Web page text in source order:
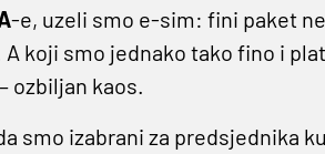
-e, uzeli smo e-sim: fini paket
A koji smo jednako tako fino i
ozbiljan kaos.
smo izabrani za predsjednika